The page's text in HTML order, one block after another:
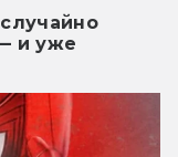
и уже